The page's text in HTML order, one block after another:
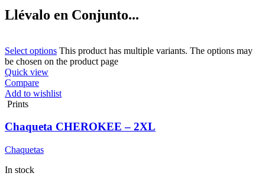
Llévalo en Conjunto...
Select options This product has multiple variants. The options may
be chosen on the product page
Quick view
Compare
Add to wishlist
Prints
Chaqueta CHEROKEE – 2XL
Chaquetas
In stock